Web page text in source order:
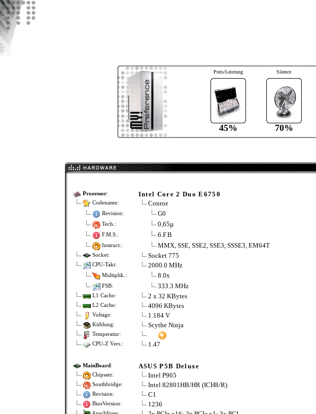
Preis/Leistung
45%
Silence
70%
Prozessor: Intel Core 2 Duo E6750
Codename: Conroe
Revision: G0
Tech.: 0,65µ
F.M.S.: 6.F.B
Instruct.: MMX, SSE, SSE2, SSE3, SSSE3, EM64T
Socket: Socket 775
CPU-Takt: 2000.0 MHz
Multiplik.: 8.0x
FSB: 333.3 MHz
L1 Cache: 2 x 32 KBytes
L2 Cache: 4096 KBytes
Voltage: 1.184 V
Kühlung: Scythe Ninja
Temperatur:
CPU-Z Vers.:
1.47
MainBoard: ASUS P5B Deluxe
Chipsatz: Intel P965
Southbridge: Intel 82801HB/HR (ICH8/R)
Revision: C1
BiosVersion: 1236